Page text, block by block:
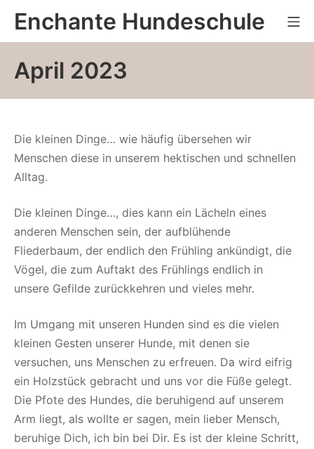
Inhalt
springen
Enchante Hundeschule
April 2023
Die kleinen Dinge… wie häufig übersehen wir
Menschen diese in unserem hektischen und schnellen
Alltag.
Die kleinen Dinge…, dies kann ein Lächeln eines
anderen Menschen sein, der aufblühende
Fliederbaum, der endlich den Frühling ankündigt, die
Vögel, die zum Auftakt des Frühlings endlich in
unsere Gefilde zurückkehren und vieles mehr.
Im Umgang mit unseren Hunden sind es die vielen
kleinen Gesten unserer Hunde, mit denen sie
versuchen, uns Menschen zu erfreuen. Da wird eifrig
ein Holzstück gebracht und uns vor die Füße gelegt.
Die Pfote des Hundes, die beruhigend auf unserem
Arm liegt, als wollte er sagen, mein lieber Mensch,
beruhige Dich, ich bin bei Dir. Es ist der kleine Schritt,